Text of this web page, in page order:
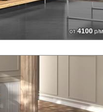
от4100 р/